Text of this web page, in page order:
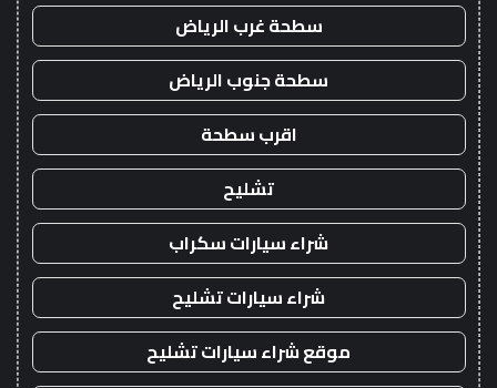
سطحة غرب الرياض
سطحة جنوب الرياض
اقرب سطحة
تشليح
شراء سيارات سكراب
شراء سيارات تشليح
موقع شراء سيارات تشليح